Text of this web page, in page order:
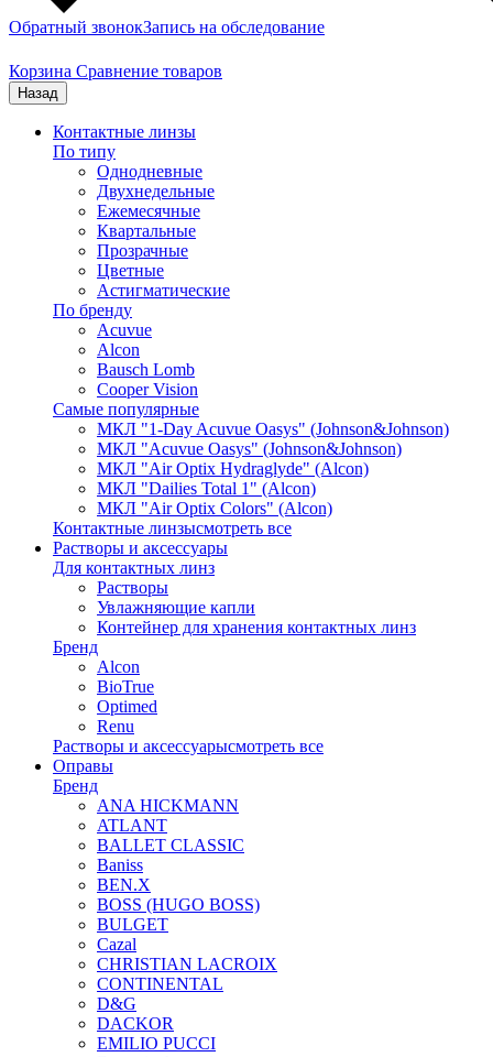
Обратный звонокЗапись на обследование
Корзина Сравнение товаров
Назад
Контактные линзы
По типу
Однодневные
Двухнедельные
Ежемесячные
Квартальные
Прозрачные
Цветные
Астигматические
По бренду
Acuvue
Alcon
Bausch Lomb
Cooper Vision
Самые популярные
МКЛ "1-Day Acuvue Oasys" (Johnson&Johnson)
МКЛ "Acuvue Oasys" (Johnson&Johnson)
МКЛ "Air Optix Hydraglyde" (Alcon)
МКЛ "Dailies Total 1" (Alcon)
МКЛ "Air Optix Colors" (Alcon)
Контактные линзысмотреть все
Растворы и аксессуары
Для контактных линз
Растворы
Увлажняющие капли
Контейнер для хранения контактных линз
Бренд
Alcon
BioTrue
Optimed
Renu
Растворы и аксессуарысмотреть все
Оправы
Бренд
ANA HICKMANN
ATLANT
BALLET CLASSIC
Baniss
BEN.X
BOSS (HUGO BOSS)
BULGET
Cazal
CHRISTIAN LACROIX
CONTINENTAL
D&G
DACKOR
EMILIO PUCCI